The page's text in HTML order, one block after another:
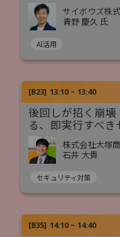
サイボウズ株
青野 慶久 氏
AI活用
[B23] 13:10 ~ 13:40
後回しが招く崩
る、即実行すべ
株式会社大塚
石井 大貴
セキュリティ対策
[B35] 14:10 ~ 14:40